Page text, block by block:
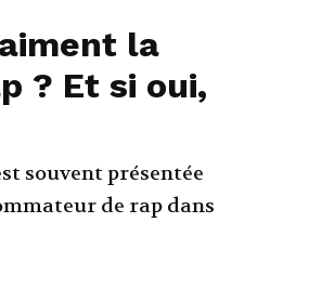
la
? Et si oui,
souvent présentée
de rap dans